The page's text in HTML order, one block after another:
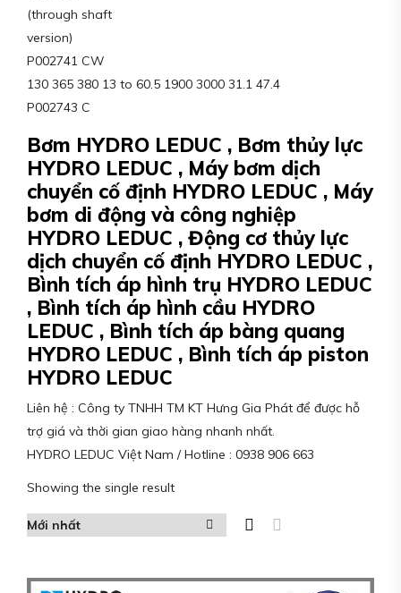
(through shaft
version)
P002741 CW
130 365 380 13 to 60.5 1900 3000 31.1 47.4
P002743 C
Bơm HYDRO LEDUC , Bơm thủy lực
HYDRO LEDUC , Máy bơm dịch
chuyển cố định HYDRO LEDUC , Máy
bơm di động và công nghiệp
HYDRO LEDUC , Động cơ thủy lực
dịch chuyển cố định HYDRO LEDUC ,
Bình tích áp hình trụ HYDRO LEDUC
, Bình tích áp hình cầu HYDRO
LEDUC , Bình tích áp bàng quang
HYDRO LEDUC , Bình tích áp piston
HYDRO LEDUC
Liên hệ : Công ty TNHH TM KT Hưng Gia Phát để được hỗ
trợ giá và thời gian giao hàng nhanh nhất.
HYDRO LEDUC Việt Nam / Hotline : 0938 906 663
Showing the single result